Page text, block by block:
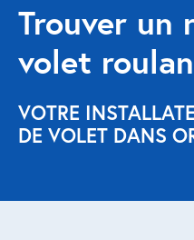
Réparation
Volet roulant Velux
Réparation store banne
Trouver un
volet
VOTRE
DE VOLET DANS